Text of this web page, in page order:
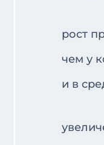
рост
чем у
и в